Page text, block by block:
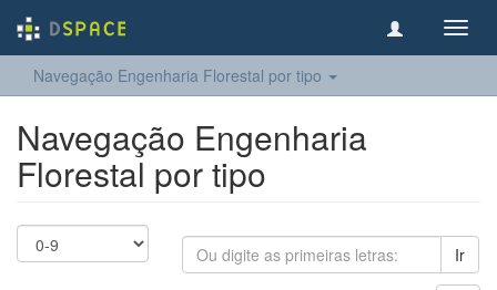
Navegação Engenharia Florestal por tipo
Navegação Engenharia
Florestal por tipo
Ir